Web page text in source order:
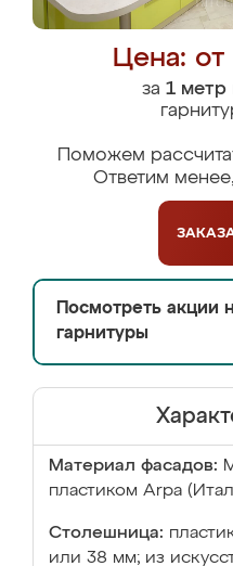
Цена:
за 1 метр
Поможем
Ответим
Посмотреть акции
гарнитуры
Материал фасадов:
пластиком Arpa
Столешница:
или 38 мм; из